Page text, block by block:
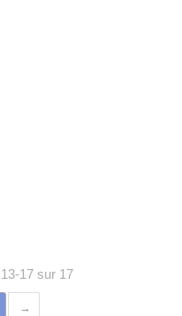
17 sur 17